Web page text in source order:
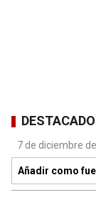
7 de diciembre
Añadir como